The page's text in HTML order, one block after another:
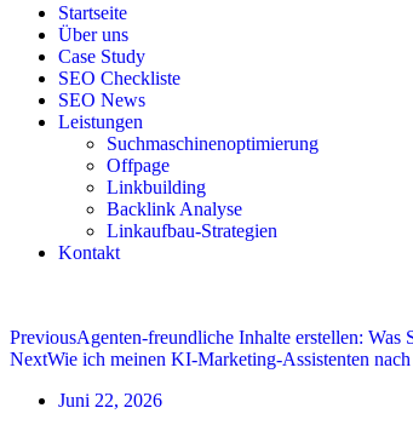
Startseite
Über uns
Case Study
SEO Checkliste
SEO News
Leistungen
Suchmaschinenoptimierung
Offpage
Linkbuilding
Backlink Analyse
Linkaufbau-Strategien
Kontakt
PreviousAgenten-freundliche Inhalte erstellen: Was
NextWie ich meinen KI-Marketing-Assistenten
Juni 22, 2026